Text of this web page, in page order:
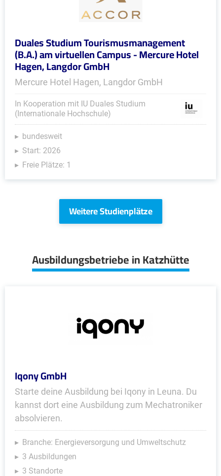
Duales Studium Tourismusmanagement
(B.A.) am virtuellen Campus - Mercure Hotel
Hagen, Langdor GmbH
Mercure Hotel Hagen, Langdor GmbH
In Kooperation mit IU Duales Studium
(Internationale Hochschule)
bundesweit
Start: 2026
Freie Plätze: 1
Weitere Studienplätze
Ausbildungsbetriebe in Katzhütte
Iqony GmbH
Starte deine Ausbildung bei Iqony in Leuna. Du
kannst dort eine Ausbildung zum Mechatroniker
absolvieren.
Branche: Energieversorgung und Umweltschutz
3 Ausbildungen
3 Standorte